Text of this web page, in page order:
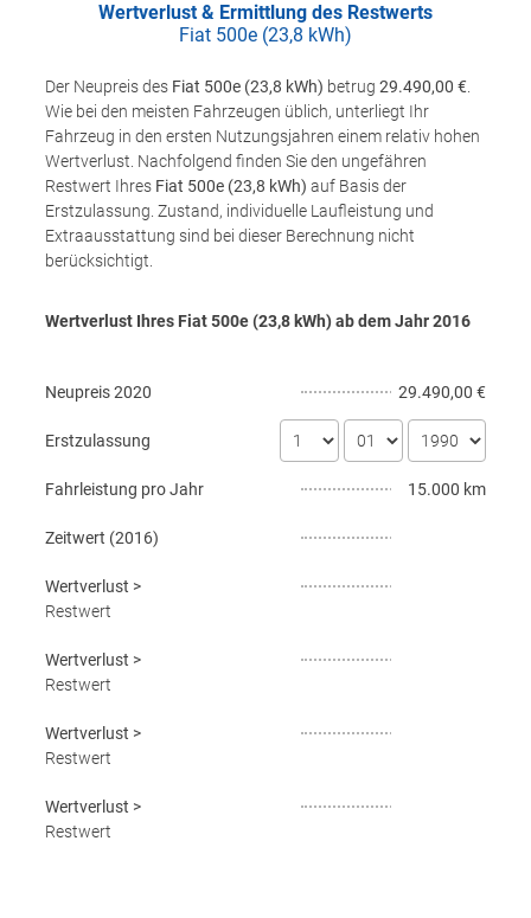
Wertverlust & Ermittlung des Restwerts
Fiat 500e (23,8 kWh)
Der Neupreis des Fiat 500e (23,8 kWh) betrug 29.490,00 €
Wie bei den meisten Fahrzeugen üblich, unterliegt Ihr
Fahrzeug in den ersten Nutzungsjahren einem relativ hohen
Wertverlust. Nachfolgend finden Sie den ungefähren
Restwert Ihres Fiat 500e (23,8 kWh) auf Basis der
Erstzulassung. Zustand, individuelle Laufleistung und
Extraausstattung sind bei dieser Berechnung nicht
berücksichtigt.
Wertverlust Ihres Fiat 500e (23,8 kWh) ab dem Jahr2016
Neupreis2020 29.490,00 €
Erstzulassung
Fahrleistung pro Jahr 15.000 km
Zeitwert (2016)
Wertverlust >
Restwert
Wertverlust >
Restwert
Wertverlust >
Restwert
Wertverlust >
Restwert